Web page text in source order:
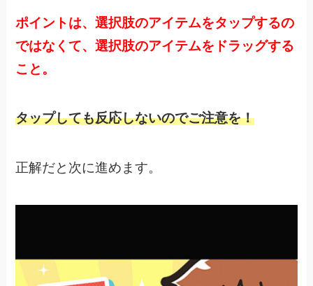
ポイントは、選択肢のアイテムをタップするの
ではなくて、選択肢のアイテムをドラッグする
こと。
タップしても反応しないのでご注意を！
正解だと次に進めます。